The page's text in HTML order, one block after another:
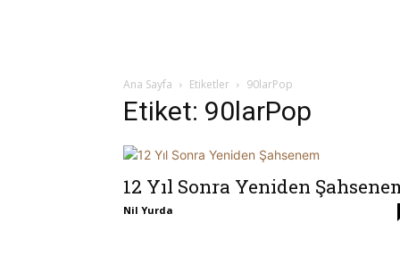
Ana Sayfa Etiketler 90larPop
Etiket: 90larPop
12 Yıl Sonra Yeniden
Nil Yurda